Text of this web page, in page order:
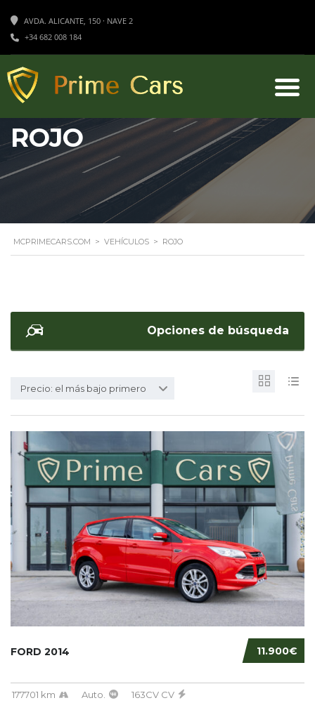
AVDA. ALICANTE, 150 · NAVE 2
+34 682 008 184
ROJO
MCPRIMECARS.COM > VEHÍCULOS > ROJO
Opciones de búsqueda
Precio: el más bajo primero
11.900€
FORD 2014
177701 km Auto. 163CV CV